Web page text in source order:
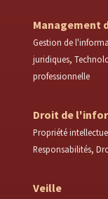
Management
Gestion de
juridiques
professionnelle
Droit de
Propriété
Responsabilités
Veille